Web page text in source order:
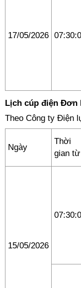
17/05/2026
Lịch cúp điện Đơn
Theo Công ty Điện
Ngày
Thời
gian từ
15/05/2026